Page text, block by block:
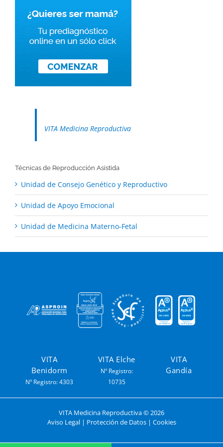
VITA Medicina Reproductiva
Técnicas de Reproducción Asistida
Unidad de Consejo Genético y Reproductivo
Unidad de Apoyo Emocional
Unidad de Medicina Materno-Fetal
VITA
Benidorm
Nº Registro: 4303
VITA Elche
Nº Registro:
10735
VITA
Gandía
VITA Medicina Reproductiva ©2026
Aviso Legal| Protección de Datos| Cookies